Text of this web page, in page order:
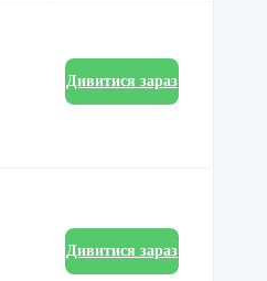
Дивитися зараз
Дивитися зараз